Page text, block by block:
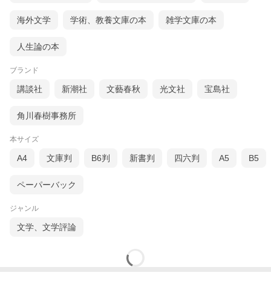
海外文学 学術、教養文庫の本 雑学文庫の本
人生論の本
ブランド
講談社 新潮社 文藝春秋 光文社 宝島社
角川春樹事務所
本サイズ
A4 文庫判 B6判 新書判 四六判 A5 B5
ペーパーバック
ジャンル
文学、文学評論